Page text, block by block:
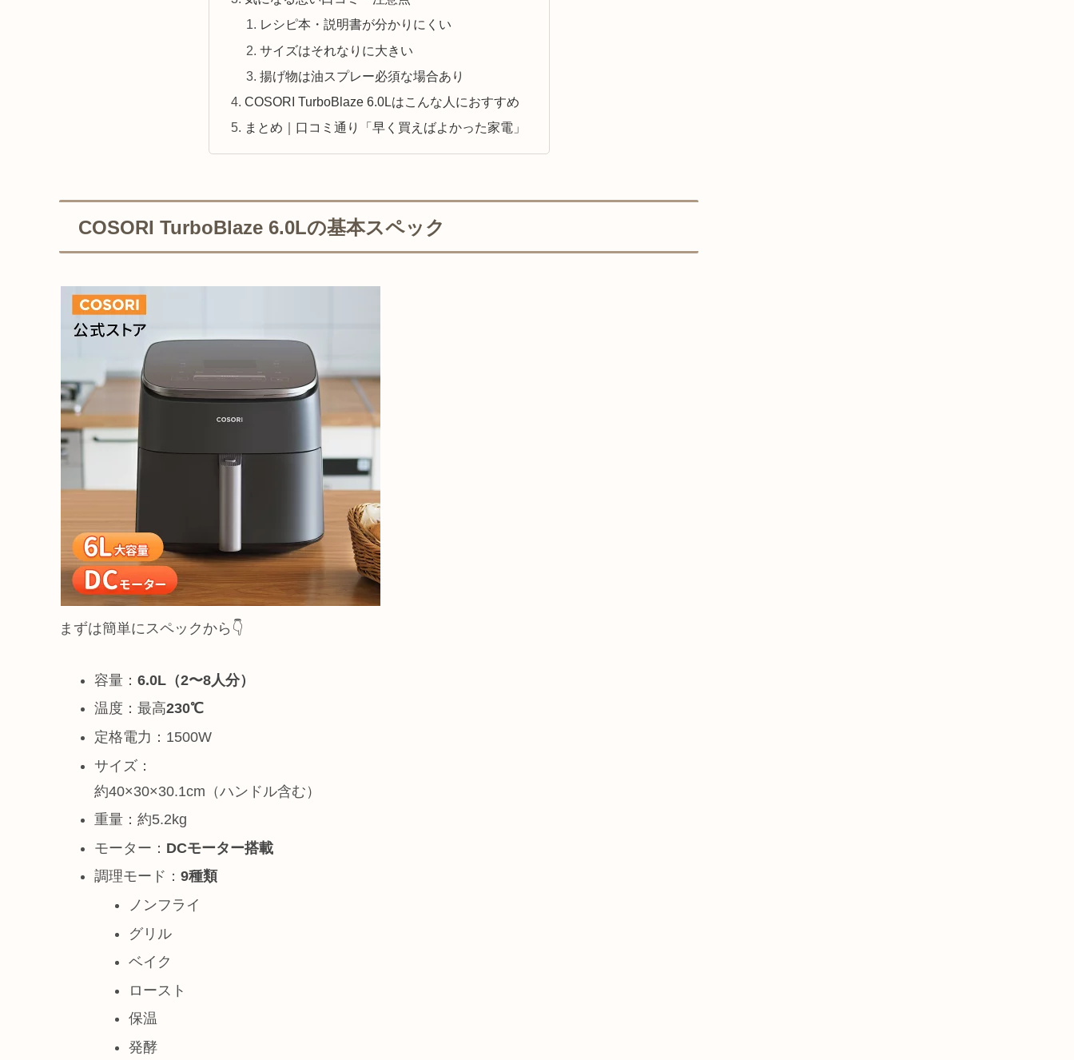
レシピ本・説明書が分かりにくい
サイズはそれなりに大きい
揚げ物は油スプレー必須な場合あり
COSORI TurboBlaze 6.0Lはこんな人におすすめ
まとめ｜口コミ通り「早く買えばよかった家電」
COSORI TurboBlaze 6.0Lの基本スペック
まずは簡単にスペックから👇
容量： 6.0L（2〜8人分）
温度：最高230℃
定格電力：1500W
サイズ：
約40×30×30.1cm（ハンドル含む）
重量：約5.2kg
モーター： DCモーター搭載
調理モード： 9種類
ノンフライ
グリル
ベイク
ロースト
保温
発酵